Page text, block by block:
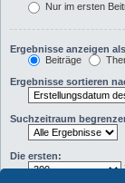
Nur im ersten
Ergebnisse anzeigen
Beiträge
Ergebnisse sortieren
Suchzeitraum
Die ersten: